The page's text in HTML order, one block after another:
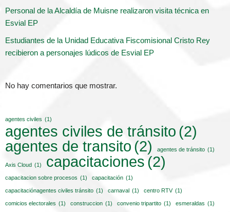
Personal de la Alcaldía de Muisne realizaron visita técnica en
Esvial EP
Estudiantes de la Unidad Educativa Fiscomisional Cristo Rey
recibieron a personajes lúdicos de Esvial EP
No hay comentarios que mostrar.
agentes civiles (1)
agentes civiles de tránsito (2)
agentes de transito (2) agentes de tránsito (1)
Axis Cloud (1) capacitaciones (2)
capacitacion sobre procesos (1) capacitación (1)
capacitaciónagentes civiles tránsito (1) carnaval (1) centro RTV (1)
comicios electorales (1) construccion (1) convenio tripartito (1) esmeraldas (1)